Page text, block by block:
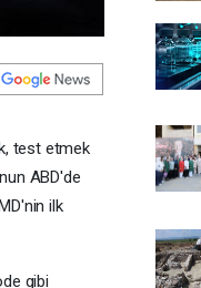
test etmek
ABD'de
ilk
gibi